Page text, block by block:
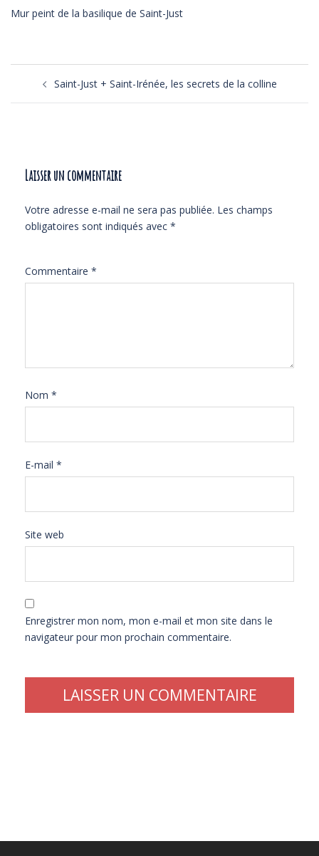
Mur peint de la basilique de Saint-Just
d’article Saint-Just + Saint-Irénée, les secrets de la colline
Laisser un commentaire
Votre adresse e-mail ne sera pas publiée. Les champs
obligatoires sont indiqués avec *
Commentaire *
Nom *
E-mail *
Site web
Enregistrer mon nom, mon e-mail et mon site dans le
navigateur pour mon prochain commentaire.